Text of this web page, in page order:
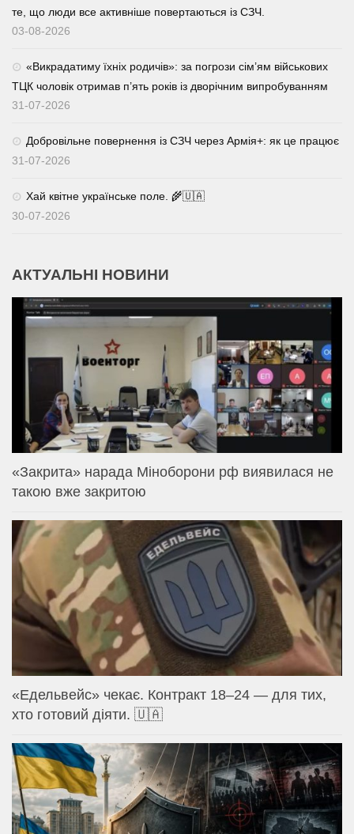
те, що люди все активніше повертаються із СЗЧ.
03-08-2026
«Викрадатиму їхніх родичів»: за погрози сім’ям військових
ТЦК чоловік отримав п’ять років із дворічним випробуванням
31-07-2026
Добровільне повернення із СЗЧ через Армія+: як це працює
31-07-2026
Хай квітне українське поле. 🌾🇺🇦
30-07-2026
АКТУАЛЬНІ НОВИНИ
«Закрита» нарада Міноборони рф виявилася не
такою вже закритою
«Едельвейс» чекає. Контракт 18–24 — для тих,
хто готовий діяти. 🇺🇦